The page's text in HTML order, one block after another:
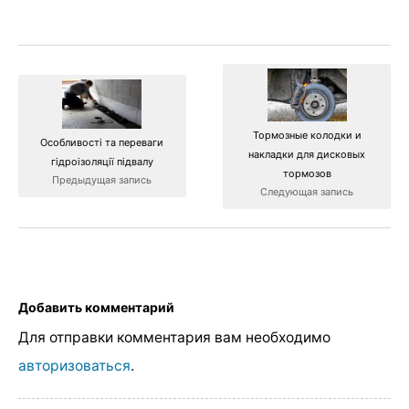
Особливості та переваги
гідроізоляції підвалу
Предыдущая запись
Тормозные колодки и
накладки для дисковых
тормозов
Следующая запись
Добавить комментарий
Для отправки комментария вам необходимо
авторизоваться.